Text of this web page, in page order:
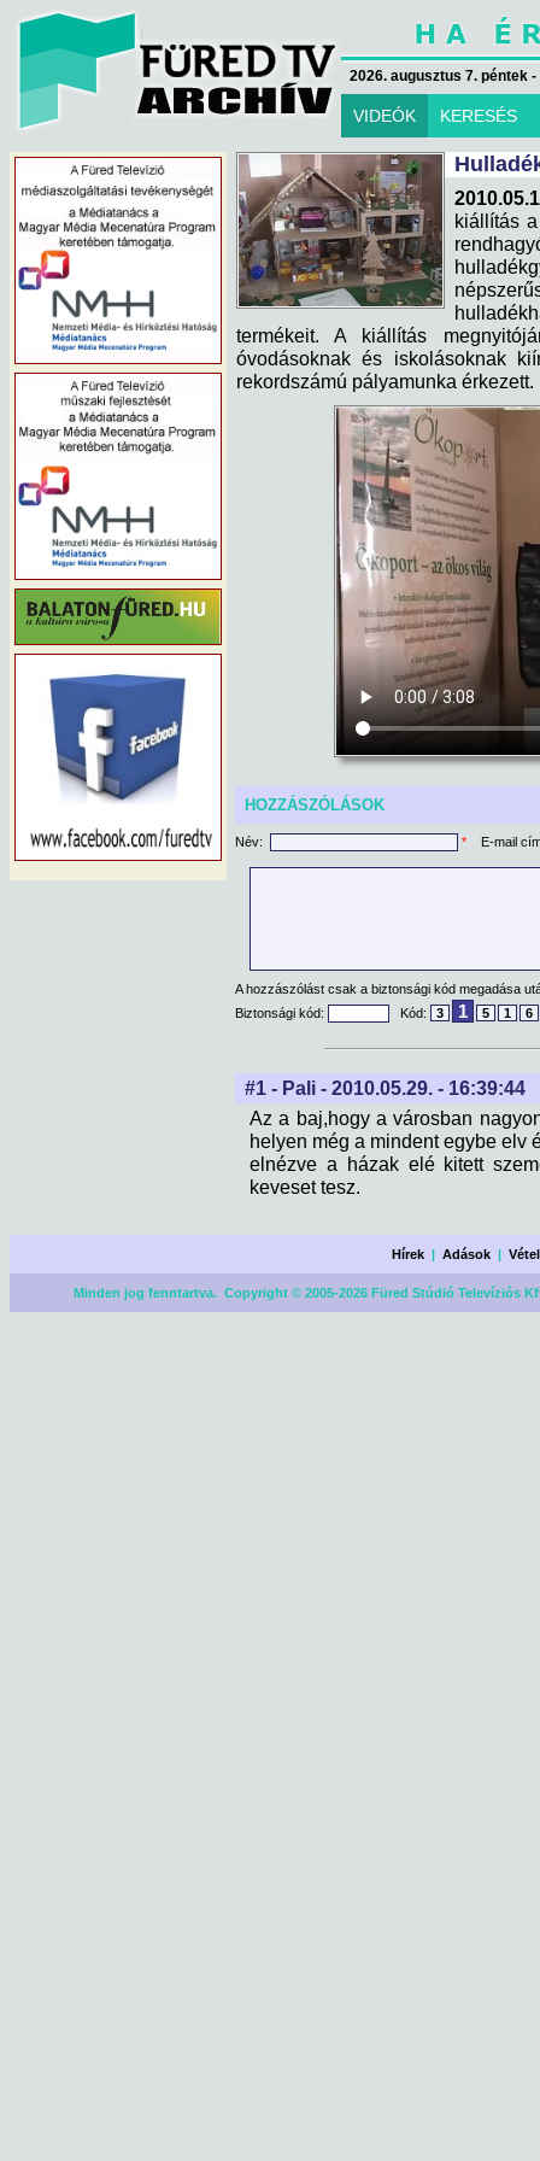
2026. augusztus 7. péntek
VIDEÓK KERESÉS
kiállítás
termékeit. A kiállítás
óvodásoknak és iskolásoknak
rekordszámú pályamunka érkezett.
HOZZÁSZÓLÁSOK
Név: * E-mail
A hozzászólást csak a biztonsági kód megadása
Biztonsági kód:
Kód: 3 1 5 1 6
#1 - Pali - 2010.05.29. - 16:39:44
Az a baj,hogy a városban
helyen még a mindent egybe elv
elnézve a házak elé kitett
keveset tesz.
Hírek |Adások |
Minden jog fenntartva. Copyright © 2005-2026 Füred Stúdió Televíziós